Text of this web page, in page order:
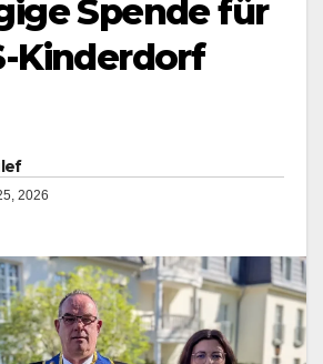
Spende für
Kinderdorf
2026